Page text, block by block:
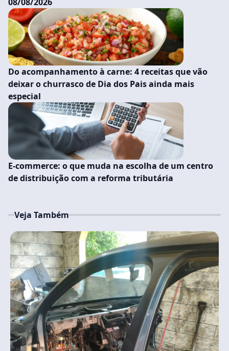
Do acompanhamento à carne: 4 receitas que vão
deixar o churrasco de Dia dos Pais ainda mais
especial
E-commerce: o que muda na escolha de um centro
de distribuição com a reforma tributária
Veja Também